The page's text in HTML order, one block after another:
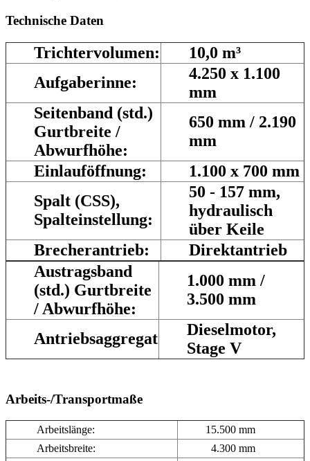
Technische Daten
Trichtervolumen:
10,0 m³
Aufgaberinne:
4.250 x 1.100
mm
Seitenband (std.)
Gurtbreite /
Abwurfhöhe:
650 mm / 2.190
mm
Einlauföffnung:
1.100 x 700 mm
Spalt (CSS),
Spalteinstellung:
50 - 157 mm,
hydraulisch
über Keile
Brecherantrieb:
Direktantrieb
Austragsband
(std.) Gurtbreite
/ Abwurfhöhe:
1.000 mm /
3.500 mm
Antriebsaggregat
Dieselmotor,
Stage V
Arbeits-/Transportmaße
Arbeitslänge:
15.500 mm
Arbeitsbreite:
4.300 mm